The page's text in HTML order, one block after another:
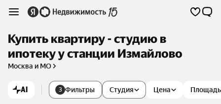
Купить квартиру - студию в
ипотеку у станции Измайлово
Москва и МО
AI 3 Фильтры Студия Цена Площадь